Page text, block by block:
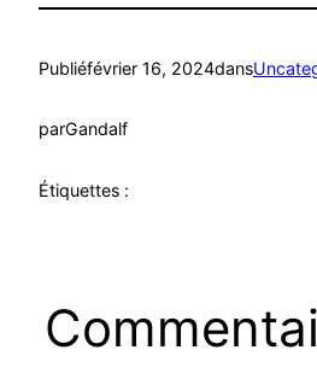
Publiéfévrier 16, 2024dans
parGandalf
Étiquettes :